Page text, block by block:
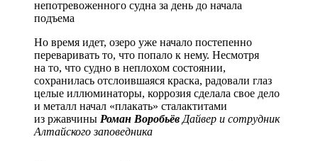
непотревоженного судна за день до начала
подъема
Но время идет, озеро уже начало постепенно
переваривать то, что попало к нему. Несмотря
на то, что судно в неплохом состоянии,
сохранилась отслоившаяся краска, радовали глаз
целые иллюминаторы, коррозия сделала свое дело
и металл начал «плакать» сталактитами
из ржавчины Роман Воробьёв Дайвер и сотрудник
Алтайского заповедника